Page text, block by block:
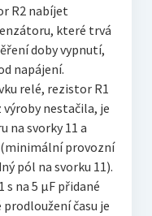
R2 nabíjet
které trvá
doby vypnutí,
napájení.
relé, rezistor R1
výroby nestačila, je
na svorky 11 a
provozní
pól na svorku 11).
s na 5 μF přidané
času je